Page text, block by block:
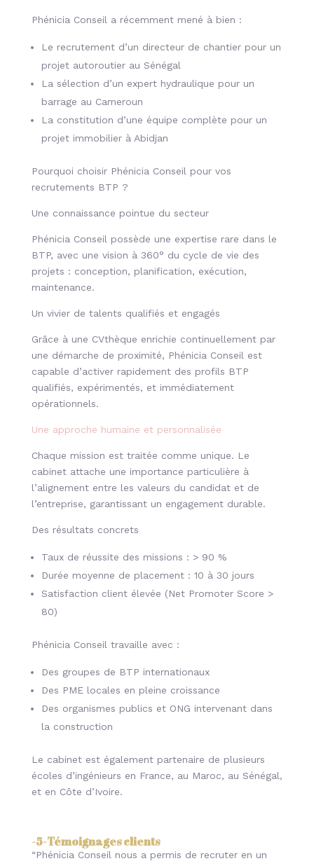
Phénicia Conseil a récemment mené à bien :
Le recrutement d’un directeur de chantier pour un
projet autoroutier au Sénégal
La sélection d’un expert hydraulique pour un
barrage au Cameroun
La constitution d’une équipe complète pour un
projet immobilier à Abidjan
Pourquoi choisir Phénicia Conseil pour vos
recrutements BTP ?
Une connaissance pointue du secteur
Phénicia Conseil possède une expertise rare dans le
BTP, avec une vision à 360° du cycle de vie des
projets : conception, planification, exécution,
maintenance.
Un vivier de talents qualifiés et engagés
Grâce à une CVthèque enrichie continuellement par
une démarche de proximité, Phénicia Conseil est
capable d’activer rapidement des profils BTP
qualifiés, expérimentés, et immédiatement
opérationnels.
Une approche humaine et personnalisée
Chaque mission est traitée comme unique. Le
cabinet attache une importance particulière à
l’alignement entre les valeurs du candidat et de
l’entreprise, garantissant un engagement durable.
Des résultats concrets
Taux de réussite des missions : > 90 %
Durée moyenne de placement : 10 à 30 jours
Satisfaction client élevée (Net Promoter Score >
80)
Phénicia Conseil travaille avec :
Des groupes de BTP internationaux
Des PME locales en pleine croissance
Des organismes publics et ONG intervenant dans
la construction
Le cabinet est également partenaire de plusieurs
écoles d’ingénieurs en France, au Maroc, au Sénégal,
et en Côte d’Ivoire.
-5-Témoignages clients
“Phénicia Conseil nous a permis de recruter en un